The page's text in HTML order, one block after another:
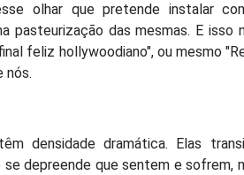
olhar que pretende instalar
pasteurização das mesmas. E
feliz hollywoodiano", ou mesmo
nós.
densidade dramática. Elas
depreende que sentem e sofrem,